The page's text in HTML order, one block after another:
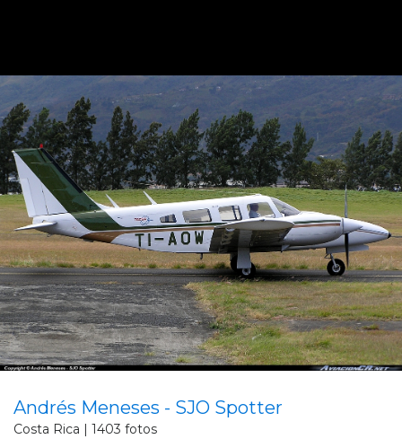
Andrés Meneses - SJO Spotter
Costa Rica | 1403 fotos